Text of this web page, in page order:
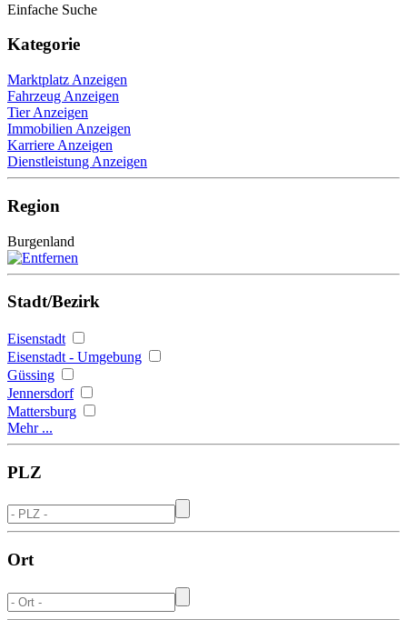
Einfache Suche
Kategorie
Marktplatz Anzeigen
Fahrzeug Anzeigen
Tier Anzeigen
Immobilien Anzeigen
Karriere Anzeigen
Dienstleistung Anzeigen
Region
Burgenland
Stadt/Bezirk
Eisenstadt
Eisenstadt - Umgebung
Güssing
Jennersdorf
Mattersburg
Mehr ...
PLZ
Ort